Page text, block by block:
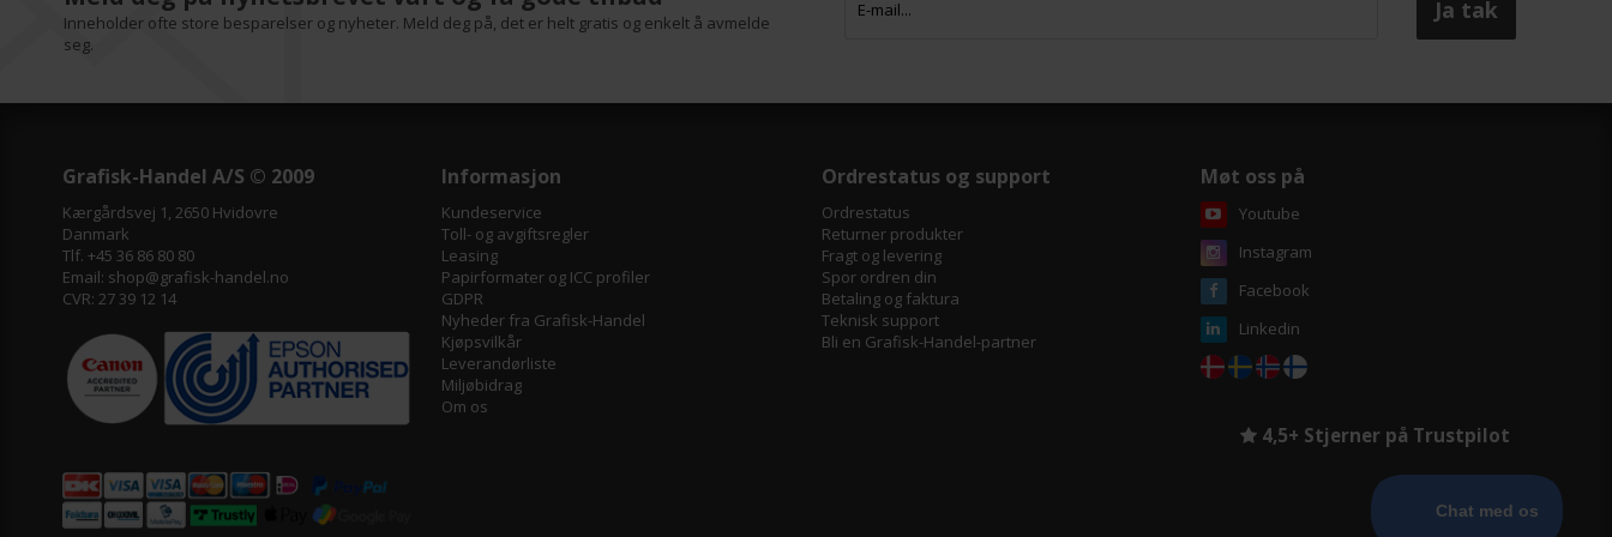
å ha ruller skåret på spesialmål.
Inneholder ofte store besparelser og nyheter. Meld deg på, det er helt gratis og enkelt å avmelde
seg.
Grafisk-Handel A/S © 2009
Kærgårdsvej 1, 2650 Hvidovre
Danmark
Tlf. +45 36 86 80 80
Email: shop@grafisk-handel.no
CVR: 27 39 12 14
Informasjon
Kundeservice
Toll- og avgiftsregler
Leasing
Papirformater og ICC profiler
GDPR
Nyheder fra Grafisk-Handel
Kjøpsvilkår
Leverandørliste
Miljøbidrag
Om os
Ordrestatus og support
Ordrestatus
Returner produkter
Fragt og levering
Spor ordren din
Betaling og faktura
Teknisk support
Bli en Grafisk-Handel-partner
Møt oss på
Youtube
Instagram
Facebook
Linkedin
4,5+ Stjerner på Trustpilot